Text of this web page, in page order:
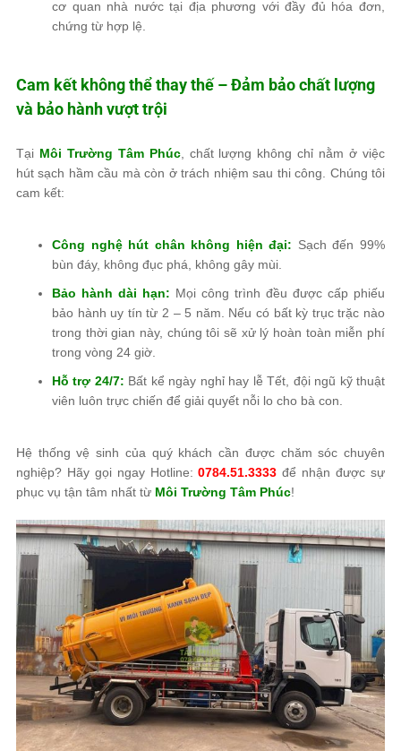
cơ quan nhà nước tại địa phương với đầy đủ hóa đơn,
chứng từ hợp lệ.
Cam kết không thể thay thế – Đảm bảo chất lượng
và bảo hành vượt trội
Tại Môi Trường Tâm Phúc, chất lượng không chỉ nằm ở việc
hút sạch hầm cầu mà còn ở trách nhiệm sau thi công. Chúng tôi
cam kết:
Công nghệ hút chân không hiện đại: Sạch đến 99%
bùn đáy, không đục phá, không gây mùi.
Bảo hành dài hạn: Mọi công trình đều được cấp phiếu
bảo hành uy tín từ 2 – 5 năm. Nếu có bất kỳ trục trặc nào
trong thời gian này, chúng tôi sẽ xử lý hoàn toàn miễn phí
trong vòng 24 giờ.
Hỗ trợ 24/7: Bất kể ngày nghỉ hay lễ Tết, đội ngũ kỹ thuật
viên luôn trực chiến để giải quyết nỗi lo cho bà con.
Hệ thống vệ sinh của quý khách cần được chăm sóc chuyên
nghiệp? Hãy gọi ngay Hotline:0784.51.3333 để nhận được sự
phục vụ tận tâm nhất từ Môi Trường Tâm Phúc!